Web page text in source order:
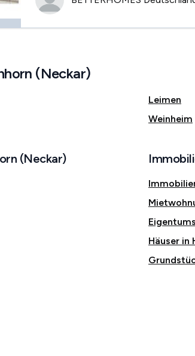
(Neckar)
Leimen
Weinheim
(Neckar)
Häuser in